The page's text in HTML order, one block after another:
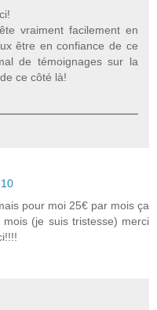
vraiment facilement en
être en confiance de ce
de témoignages sur la
ce côté là!
pour moi 25€ par mois ça
(je suis tristesse) merci